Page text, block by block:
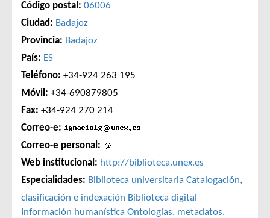
Código postal: 06006
Ciudad: Badajoz
Provincia: Badajoz
País: ES
Teléfono: +34-924 263 195
Móvil: +34-690879805
Fax: +34-924 270 214
Correo-e:
Correo-e personal:
Web institucional: http://biblioteca.unex.es
Especialidades: Biblioteca universitaria Catalogación,
clasificación e indexación Biblioteca digital
Información humanística Ontologías, metadatos,